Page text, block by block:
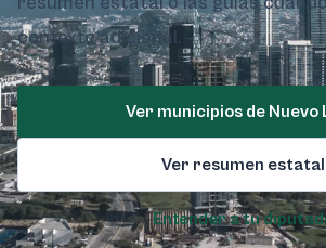
contexto adicional.
Ver municipios de Nuevo
Ver resumen estatal
Entender a tu